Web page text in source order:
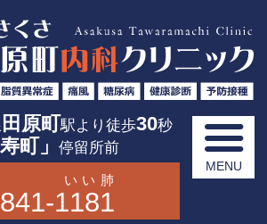
田原町駅より徒歩30秒
町」 停留所前
いい肺
1181